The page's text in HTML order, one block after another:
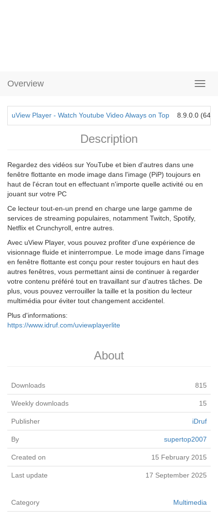
Overview
uView Player - Watch Youtube Video Always on Top 8.9.0.0 (64-
Description
Regardez des vidéos sur YouTube et bien d'autres dans une
fenêtre flottante en mode image dans l'image (PiP) toujours en
haut de l'écran tout en effectuant n'importe quelle activité ou en
jouant sur votre PC
Ce lecteur tout-en-un prend en charge une large gamme de
services de streaming populaires, notamment Twitch, Spotify,
Netflix et Crunchyroll, entre autres.
Avec uView Player, vous pouvez profiter d'une expérience de
visionnage fluide et ininterrompue. Le mode image dans l'image
en fenêtre flottante est conçu pour rester toujours en haut des
autres fenêtres, vous permettant ainsi de continuer à regarder
votre contenu préféré tout en travaillant sur d'autres tâches. De
plus, vous pouvez verrouiller la taille et la position du lecteur
multimédia pour éviter tout changement accidentel.
Plus d'informations:
https://www.idruf.com/uviewplayerlite
About
Downloads 815
Weekly downloads 15
Publisher iDruf
By supertop2007
Created on 15 February 2015
Last update 17 September 2025
Category Multimedia